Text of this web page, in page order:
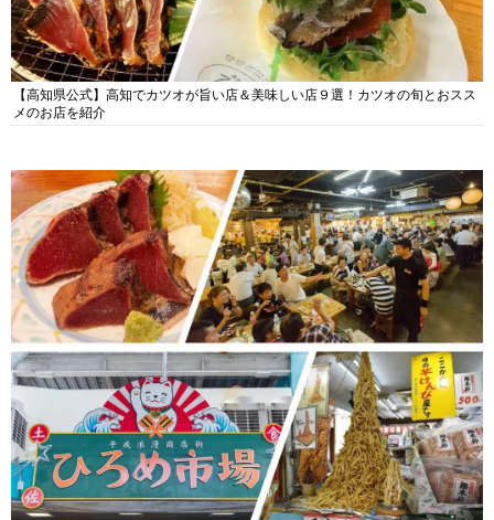
【高知県公式】高知でカツオが旨い店＆美味しい店９選！カツオの旬とおスス
メのお店を紹介